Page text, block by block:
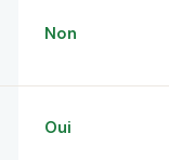
Non
Oui